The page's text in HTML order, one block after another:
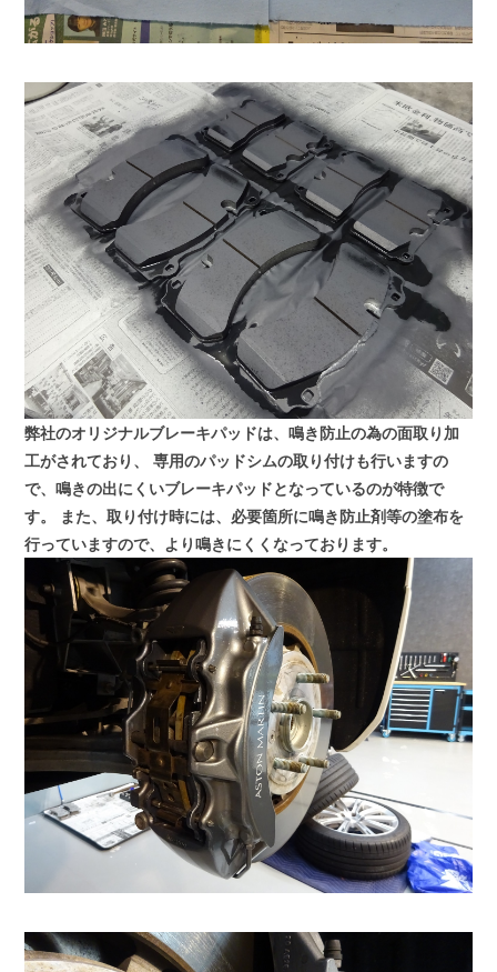
弊社のオリジナルブレーキパッドは、鳴き防止の為の面取り加
工がされており、
専用のパッドシムの取り付けも行いますの
で、鳴きの出にくいブレーキパッドとなっているのが特徴で
す。
また、取り付け時には、必要箇所に鳴き防止剤等の塗布を
行っていますので、より鳴きにくくなっております。